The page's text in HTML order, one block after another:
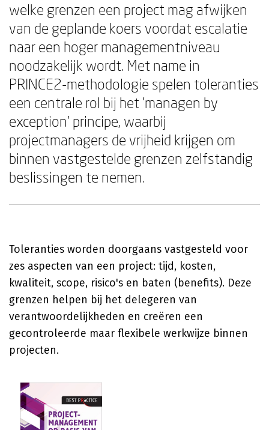
welke grenzen een project mag afwijken
van de geplande koers voordat escalatie
naar een hoger managementniveau
noodzakelijk wordt. Met name in
PRINCE2-methodologie spelen toleranties
een centrale rol bij het 'managen by
exception' principe, waarbij
projectmanagers de vrijheid krijgen om
binnen vastgestelde grenzen zelfstandig
beslissingen te nemen.
Toleranties worden doorgaans vastgesteld voor
zes aspecten van een project: tijd, kosten,
kwaliteit, scope, risico's en baten (benefits). Deze
grenzen helpen bij het delegeren van
verantwoordelijkheden en creëren een
gecontroleerde maar flexibele werkwijze binnen
projecten.